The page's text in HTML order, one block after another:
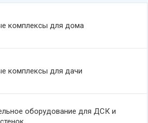
комплексы для дома
комплексы для дачи
оборудование для ДСК и